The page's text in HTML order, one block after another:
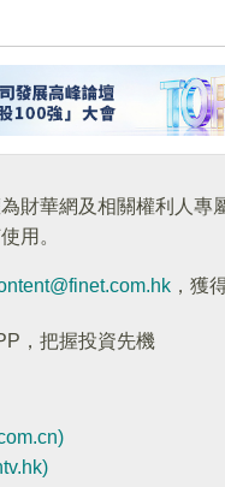
財華網及相關權利人專
用。
，獲
，把握投資先機